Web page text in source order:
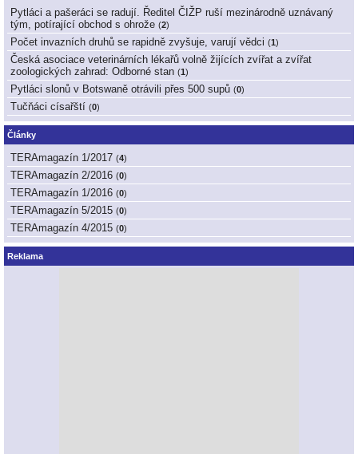
Pytláci a pašeráci se radují. Ředitel ČIŽP ruší mezinárodně uznávaný
tým, potírající obchod s ohrože (2)
Počet invazních druhů se rapidně zvyšuje, varují vědci (1)
Česká asociace veterinárních lékařů volně žijících zvířat a zvířat
zoologických zahrad: Odborné stan (1)
Pytláci slonů v Botswaně otrávili přes 500 supů (0)
Tučňáci císařští (0)
Články
TERAmagazín 1/2017 (4)
TERAmagazín 2/2016 (0)
TERAmagazín 1/2016 (0)
TERAmagazín 5/2015 (0)
TERAmagazín 4/2015 (0)
Reklama